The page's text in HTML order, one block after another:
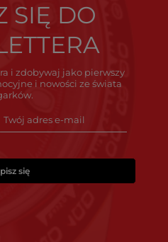
SIĘ DO
i zdobywaj jako pierwszy
i nowości ze świata
się